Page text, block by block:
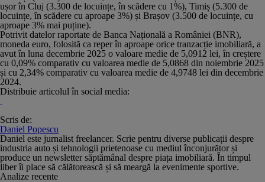
ușor în Cluj (3.300 de locuințe, în scădere cu 1%), Timiș (5.300 de
locuințe, în scădere cu aproape 3%) și Brașov (3.500 de locuințe, cu
aproape 3% mai puține).
Potrivit datelor raportate de Banca Națională a României (BNR),
moneda euro, folosită ca reper în aproape orice tranzacție imobiliară, a
avut în luna decembrie 2025 o valoare medie de 5,0912 lei, în creștere
cu 0,09% comparativ cu valoarea medie de 5,0868 din noiembrie 2025
și cu 2,34% comparativ cu valoarea medie de 4,9748 lei din decembrie
2024.
Distribuie articolul în social media:
Scris de:
Daniel Popescu
Daniel este jurnalist freelancer. Scrie pentru diverse publicații despre
industria auto și tehnologii prietenoase cu mediul înconjurător și
produce un newsletter săptămânal despre piața imobiliară. În timpul
liber îi place să călătorească și să meargă la evenimente sportive.
Analize recente